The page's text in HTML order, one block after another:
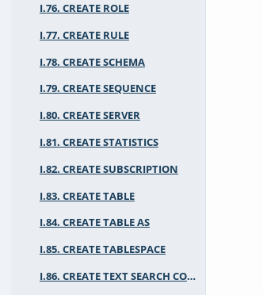
I.76. CREATE ROLE
I.77. CREATE RULE
I.78. CREATE SCHEMA
I.79. CREATE SEQUENCE
I.80. CREATE SERVER
I.81. CREATE STATISTICS
I.82. CREATE SUBSCRIPTION
I.83. CREATE TABLE
I.84. CREATE TABLE AS
I.85. CREATE TABLESPACE
I.86. CREATE TEXT SEARCH CONFIGURATION